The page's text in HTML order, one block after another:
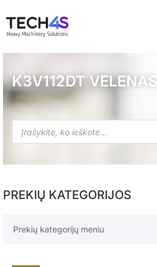
K3V112DT VELENAS
PREKIŲ KATEGORIJOS
Prekių kategorijų meniu